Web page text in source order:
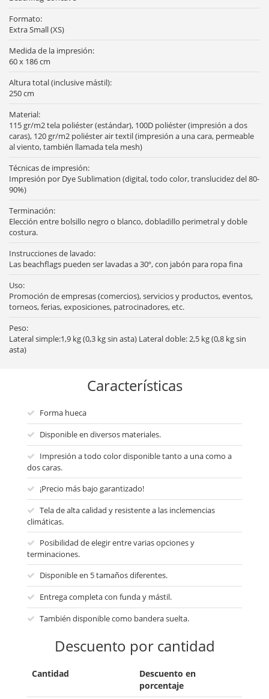
Formato:
Extra Small (XS)
Medida de la impresión:
60 x 186 cm
Altura total (inclusive mástil):
250 cm
Material:
115 gr/m2 tela poliéster (estándar), 100D poliéster (impresión a dos
caras), 120 gr/m2 poliéster air textil (impresión a una cara, permeable
al viento, también llamada tela mesh)
Técnicas de impresión:
Impresión por Dye Sublimation (digital, todo color, translucidez del 80-
90%)
Terminación:
Elección entre bolsillo negro o blanco, dobladillo perimetral y doble
costura.
Instrucciones de lavado:
Las beachflags pueden ser lavadas a 30º, con jabón para ropa fina
Uso:
Promoción de empresas (comercios), servicios y productos, eventos,
torneos, ferias, exposiciones, patrocinadores, etc.
Peso:
Lateral simple:1,9 kg (0,3 kg sin asta) Lateral doble: 2,5 kg (0,8 kg sin
asta)
Características
Forma hueca
Disponible en diversos materiales.
Impresión a todo color disponible tanto a una como a
dos caras.
¡Precio más bajo garantizado!
Tela de alta calidad y resistente a las inclemencias
climáticas.
Posibilidad de elegir entre varias opciones y
terminaciones.
Disponible en 5 tamaños diferentes.
Entrega completa con funda y mástil.
También disponible como bandera suelta.
Descuento por cantidad
Cantidad
Descuento en
porcentaje